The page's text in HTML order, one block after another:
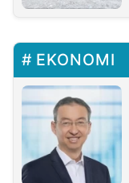
EKONOMI